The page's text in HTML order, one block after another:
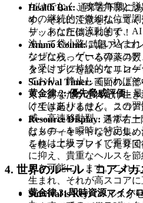
Health Bar:通常左下隅に
す。それに注意を払って
デッドに圧倒されます！
Ammo Count:武器アイコ
ジンに残っている弾薬の
タイミングを誤ってリロー
Survival Timer:画面の上部
く、あなたがどれだけ生
く生き延びるほど、スコ
Resource Display: 通常右上
はメディキットなどの集
を使ってクラフトしたり
4. 世界のルール：コアメカ
Survival is Key:"ヘルスが
だけでなく、攻撃角度と
めの継続的で微細な位置
り、あなたは流動的で、
決して袋小路に追い込ま
なぜなら、ゲームのスコ
を受けずに持続的なエン
ており、静止していれば
黄金律 2: 優先脅威評価- 最
けではありません。この
威—高速移動型、スポナー
むもの—を瞬時に特定し、
これは上級プレイで重要
に抑え、貴重なヘルスを
とを可能にします。これ
生まれ、それが高スコアに
黄金律 3: 即時資源マイク